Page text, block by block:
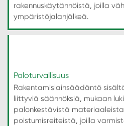
rakennuskäytännöistä, joilla
ympäristöjalanjälkeä.
Paloturvallisuus
Rakentamislainsäädäntö
liittyviä säännöksiä, mukaan
palonkestävistä
poistumisreiteistä, joilla